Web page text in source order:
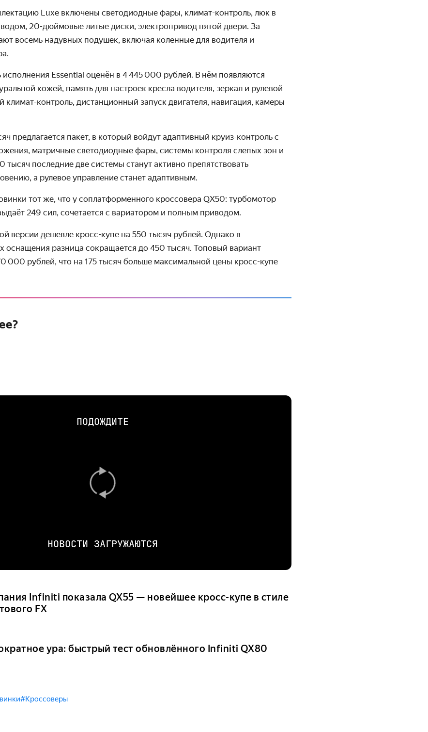
Luxe включены светодиодные фары, климат-контроль, люк в
20-дюймовые литые диски, электропривод пятой двери. За
восемь надувных подушек, включая коленные для водителя и
Essential оценён в 4 445 000 рублей. В нём появляются
кожей, память для настроек кресла водителя, зеркал и рулевой
климат-контроль, дистанционный запуск двигателя, навигация, камеры
предлагается пакет, в который войдут адаптивный круиз-контроль с
матричные светодиодные фары, системы контроля слепых зон и
тысяч последние две системы станут активно препят­ствовать
а рулевое управление станет адаптивным.
тот же, что у соплатформенного кроссовера QX50: турбомотор
249 сил, сочетается с вариатором и полным приводом.
версии дешевле кросс-купе на 550 тысяч рублей. Однако в
оснащения разница сокращается до 450 тысяч. Топовый вариант
000 рублей, что на 175 тысяч больше максимальной цены кросс-купе
ПОДОЖДИТЕ
НОВОСТИ ЗАГРУЖАЮТСЯ
Infiniti показала QX55 — новейшее кросс-купе в стиле
FX
ура: быстрый тест обновлённого Infiniti QX80
#Кроссоверы